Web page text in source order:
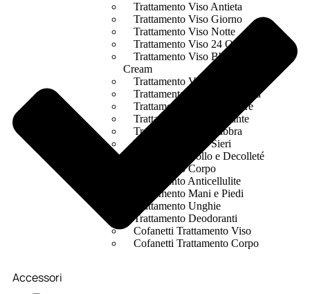
Trattamento Viso Antieta
Trattamento Viso Giorno
Trattamento Viso Notte
Trattamento Viso 24 Ore
Trattamento Viso Bb E Cc
Cream
Trattamento Viso Occhi
Trattamento Viso Detergenza
Trattamento Viso Maschere
Trattamento Viso Idratante
Trattamento Viso Labbra
Trattamento Viso Sieri
Trattamento Collo e Decolleté
Trattamento Corpo
Trattamento Anticellulite
Trattamento Mani e Piedi
Trattamento Unghie
Trattamento Deodoranti
Cofanetti Trattamento Viso
Cofanetti Trattamento Corpo
Accessori